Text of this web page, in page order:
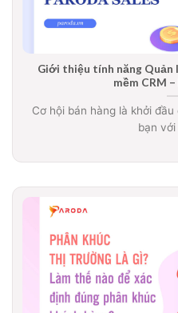
Giới thiệu tính năng Quản
mềm CRM
Cơ hội bán hàng là khởi
bạn